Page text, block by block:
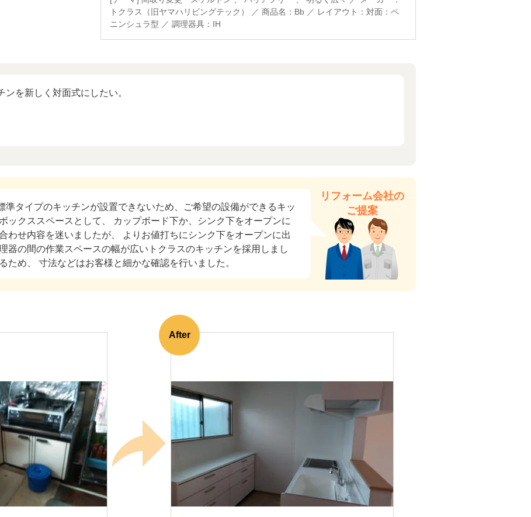
トクラス（旧ヤマハリビングテック） ／ 商品名：Bb ／ レイアウト：対面：ペ
ニンシュラ型 ／ 調理器具：IH
ンを新しく対面式にしたい。
リフォーム会社の
ご提案
準タイプのキッチンが設置できないため、ご希望の設備ができるキッ
ックススペースとして、 カップボード下か、シンク下をオープンに
わせ内容を迷いましたが、 よりお値打ちにシンク下をオープンに出
器の間の作業スペースの幅が広いトクラスのキッチンを採用しまし
ため、 寸法などはお客様と細かな確認を行いました。
After